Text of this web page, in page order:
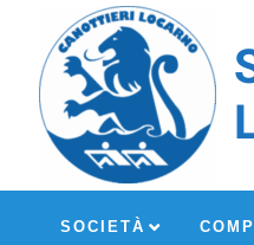
SOCIETÀ